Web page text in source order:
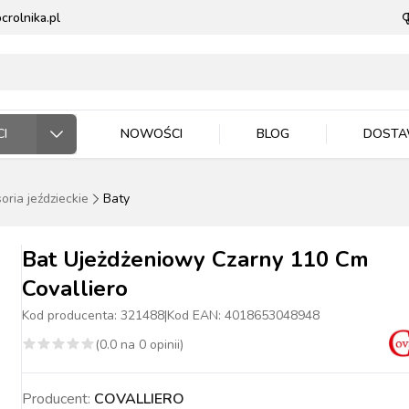
WIADRA,
PIES KOT PTAKI
MASZYNKI DO
STRZYŻENIA
NAWOZY ZIEMIA I PODŁOŻA
BYDŁO TRZODA DRÓB
BYDŁO TRZODA DRÓB
NOWOŚCI BLOG
jeździeckie Baty
Bat Ujeżdżeniowy Czarny 110 Cm
Covalliero
Kod producenta: 321488|Kod EAN: 4018653048948
(0.0 na 0 opinii)
Producent: COVALLIERO